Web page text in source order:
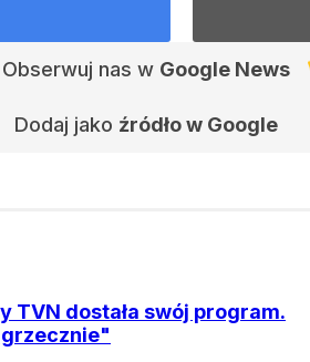
Obserwuj nas w Google News
Dodaj jako źródło w Google
TVN dostała swój program.